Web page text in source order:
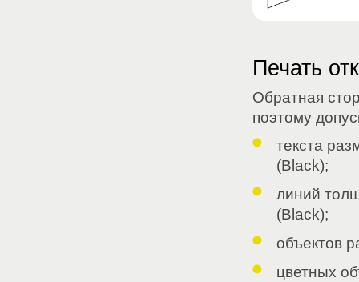
Печать
Обратная
поэтому
текста
(Black);
линий
(Black);
объектов
цветных